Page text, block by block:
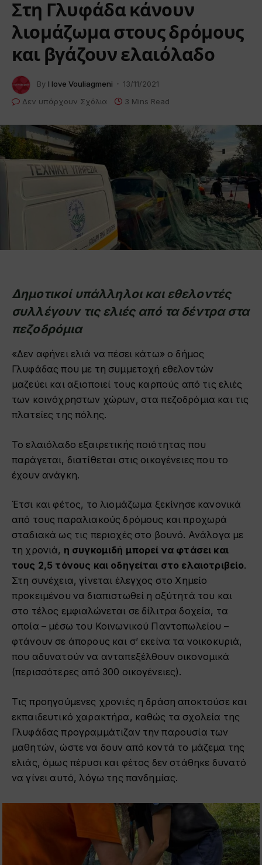
Στη Γλυφάδα κάνουν
λιομάζωμα στους δρόμους
και βγάζουν ελαιόλαδο
By I love Vouliagmeni
13/11/2021
Δεν υπάρχουν Σχόλια
3 Mins Read
Δημοτικοί υπάλληλοι και εθελοντές
συλλέγουν τις ελιές από τα δέντρα στα
πεζοδρόμια
«Δεν αφήνει ελιά να πέσει κάτω» ο δήμος
Γλυφάδας που με τη συμμετοχή εθελοντών
μαζεύει και αξιοποιεί τους καρπούς από τις ελιές
των κοινόχρηστων χώρων, στα πεζοδρόμια και τις
πλατείες της πόλης.
Το ελαιόλαδο εξαιρετικής ποιότητας που
παράγεται, διατίθεται στις οικογένειες που το
έχουν ανάγκη.
Έτσι και φέτος, το λιομάζωμα ξεκίνησε κανονικά
από τους παραλιακούς δρόμους και προχωρά
σταδιακά ως τις περιοχές στο βουνό. Ανάλογα με
τη χρονιά, η συγκομιδή μπορεί να φτάσει και
τους 2,5 τόνους και οδηγείται στο ελαιοτριβείο.
Στη συνέχεια, γίνεται έλεγχος στο Χημείο
προκειμένου να διαπιστωθεί η οξύτητά του και
στο τέλος εμφιαλώνεται σε δίλιτρα δοχεία, τα
οποία – μέσω του Κοινωνικού Παντοπωλείου –
φτάνουν σε άπορους και σ’ εκείνα τα νοικοκυριά,
που αδυνατούν να ανταπεξέλθουν οικονομικά
(περισσότερες από 300 οικογένειες).
Τις προηγούμενες χρονιές η δράση αποκτούσε και
εκπαιδευτικό χαρακτήρα, καθώς τα σχολεία της
Γλυφάδας προγραμμάτιζαν την παρουσία των
μαθητών, ώστε να δουν από κοντά το μάζεμα της
ελιάς, όμως πέρυσι και φέτος δεν στάθηκε δυνατό
να γίνει αυτό, λόγω της πανδημίας.